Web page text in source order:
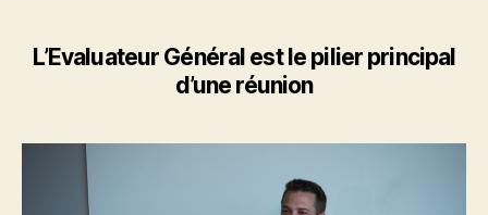
d’Evaluateur
Général
L’Evaluateur Général est le pilier principal
d’une réunion